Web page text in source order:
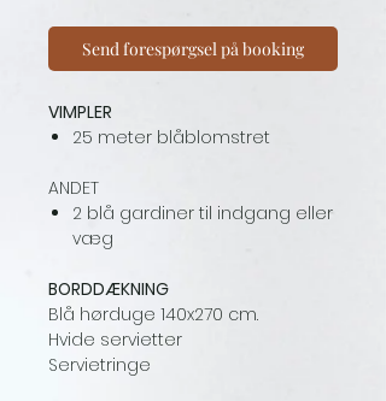
Send forespørgsel på booking
VIMPLER
25 meter blåblomstret
ANDET
2 blå gardiner til indgang eller
væg
BORDDÆKNING
Blå hørduge 140x270 cm.
Hvide servietter
Servietringe